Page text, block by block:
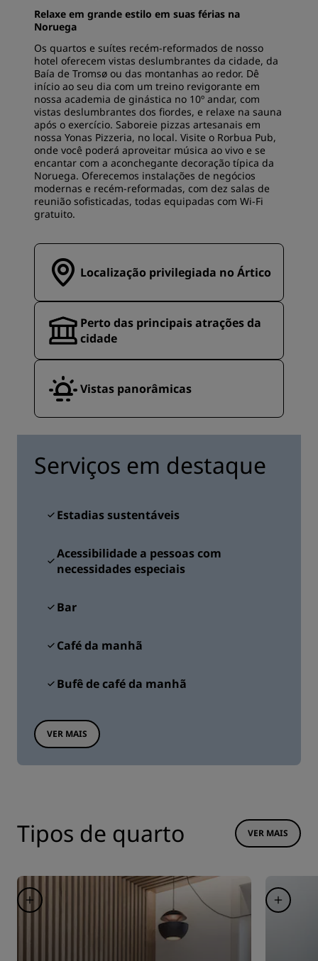
Relaxe em grande estilo em suas férias na
Noruega
Os quartos e suítes recém-reformados de nosso
hotel oferecem vistas deslumbrantes da cidade, da
Baía de Tromsø ou das montanhas ao redor. Dê
início ao seu dia com um treino revigorante em
nossa academia de ginástica no 10º andar, com
vistas deslumbrantes dos fiordes, e relaxe na sauna
após o exercício. Saboreie pizzas artesanais em
nossa Yonas Pizzeria, no local. Visite o Rorbua Pub,
onde você poderá aproveitar música ao vivo e se
encantar com a aconchegante decoração típica da
Noruega. Oferecemos instalações de negócios
modernas e recém-reformadas, com dez salas de
reunião sofisticadas, todas equipadas com Wi-Fi
gratuito.
Localização privilegiada no Ártico
Perto das principais atrações da
cidade
Vistas panorâmicas
Serviços em destaque
Estadias sustentáveis
Acessibilidade a pessoas com
necessidades especiais
Bar
Café da manhã
Bufê de café da manhã
VER MAIS
Tipos de quarto VER MAIS